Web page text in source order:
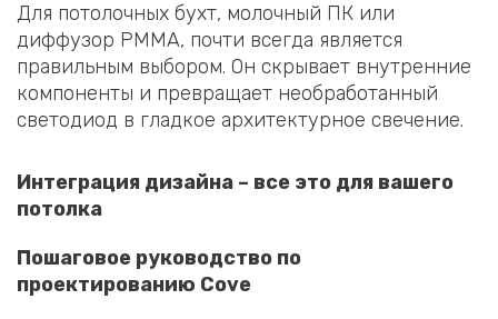
Для потолочных бухт, молочный ПК или
диффузор PMMA, почти всегда является
правильным выбором. Он скрывает внутренние
компоненты и превращает необработанный
светодиод в гладкое архитектурное свечение.
Интеграция дизайна – все это для вашего
потолка
Пошаговое руководство по
проектированию Cove